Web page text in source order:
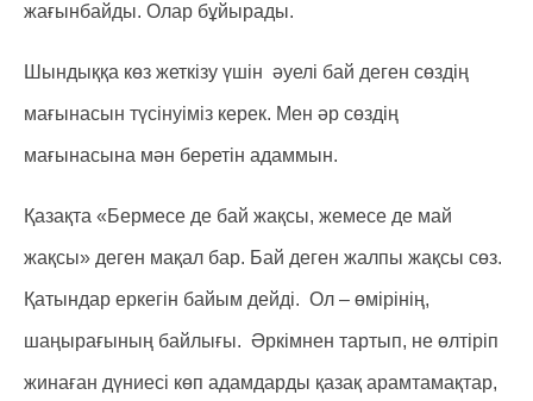
жағынбайды. Олар бұйырады.
Шындыққа көз жеткізу үшін әуелі бай деген сөздің
мағынасын түсінуіміз керек. Мен әр сөздің
мағынасына мән беретін адаммын.
Қазақта «Бермесе де бай жақсы, жемесе де май
жақсы» деген мақал бар. Бай деген жалпы жақсы сөз.
Қатындар еркегін байым дейді. Ол – өмірінің,
шаңырағының байлығы. Әркімнен тартып, не өлтіріп
жинаған дүниесі көп адамдарды қазақ арамтамақтар,